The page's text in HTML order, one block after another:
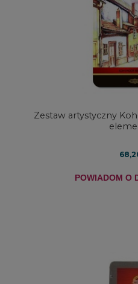
Zestaw artystyczny
POWIADOM O